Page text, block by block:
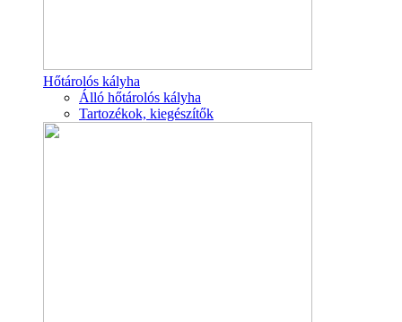
Hőtárolós kályha
Álló hőtárolós kályha
Tartozékok, kiegészítők